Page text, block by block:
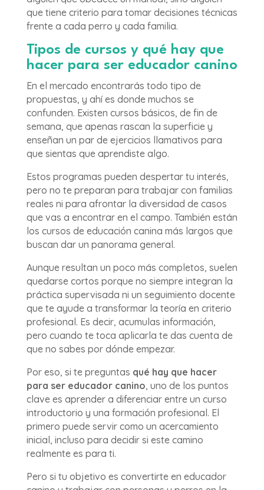
que tiene criterio para tomar decisiones técnicas
frente a cada perro y cada familia.
Tipos de cursos y qué hay que
hacer para ser educador canino
En el mercado encontrarás todo tipo de
propuestas, y ahí es donde muchos se
confunden. Existen cursos básicos, de fin de
semana, que apenas rascan la superficie y
enseñan un par de ejercicios llamativos para
que sientas que aprendiste algo.
Estos programas pueden despertar tu interés,
pero no te preparan para trabajar con familias
reales ni para afrontar la diversidad de casos
que vas a encontrar en el campo. También están
los cursos de educación canina más largos que
buscan dar un panorama general.
Aunque resultan un poco más completos, suelen
quedarse cortos porque no siempre integran la
práctica supervisada ni un seguimiento docente
que te ayude a transformar la teoría en criterio
profesional. Es decir, acumulas información,
pero cuando te toca aplicarla te das cuenta de
que no sabes por dónde empezar.
Por eso, si te preguntas qué hay que hacer
para ser educador canino, uno de los puntos
clave es aprender a diferenciar entre un curso
introductorio y una formación profesional. El
primero puede servir como un acercamiento
inicial, incluso para decidir si este camino
realmente es para ti.
Pero si tu objetivo es convertirte en educador